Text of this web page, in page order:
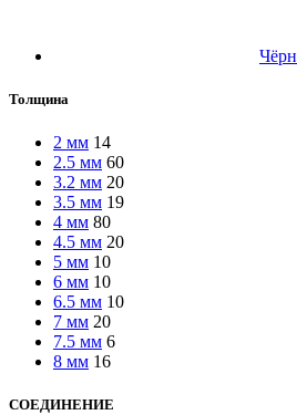
Толщина
2 мм 14
2.5 мм 60
3.2 мм 20
3.5 мм 19
4 мм 80
4.5 мм 20
5 мм 10
6 мм 10
6.5 мм 10
7 мм 20
7.5 мм 6
8 мм 16
СОЕДИНЕНИЕ